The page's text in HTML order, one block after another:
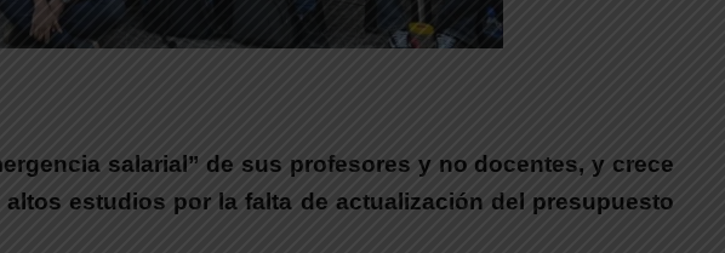
salarial” de sus profesores y no docentes, y crece
estudios por la falta de actualización del presupuesto